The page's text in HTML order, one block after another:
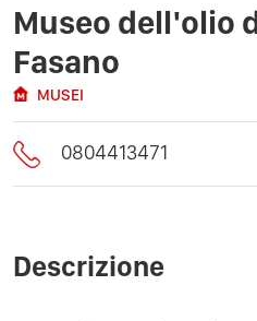
Museo dell'olio
Fasano
MUSEI
0804413471
Descrizione